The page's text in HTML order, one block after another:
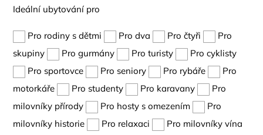
Ideální ubytování pro
Pro rodiny s dětmi Pro dva Pro čtyři
Pro
skupiny
Pro gurmány Pro turisty
Pro cyklisty
Pro sportovce
Pro seniory Pro rybáře
Pro
motorkáře
Pro studenty Pro karavany
Pro
milovníky přírody
Pro hosty s omezením
Pro
milovníky historie
Pro relaxaci
Pro milovníky vína